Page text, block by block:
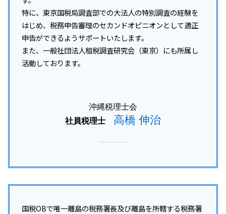
特に、東京国税局調査部での大法人の特別調査の経験を
はじめ、税務申告審理のセカンドオピニオンとして適正
申告ができるようサポートいたします。
また、一般社団法人租税調査研究会（東京）にも所属し
活動しております。
沖縄税理士会
社員税理士
高橋 伸治
国税OBで唯一離島の税務署長及び離島を所轄する税務署